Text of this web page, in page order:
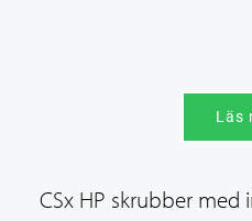
Läs
CSx HP skrubber